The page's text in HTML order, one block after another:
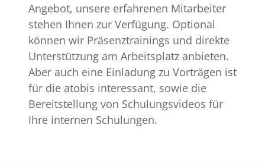
Angebot, unsere erfahrenen Mitarbeiter
stehen Ihnen zur Verfügung. Optional
können wir Präsenztrainings und direkte
Unterstützung am Arbeitsplatz anbieten.
Aber auch eine Einladung zu Vorträgen ist
für die atobis interessant, sowie die
Bereitstellung von Schulungsvideos für
Ihre internen Schulungen.